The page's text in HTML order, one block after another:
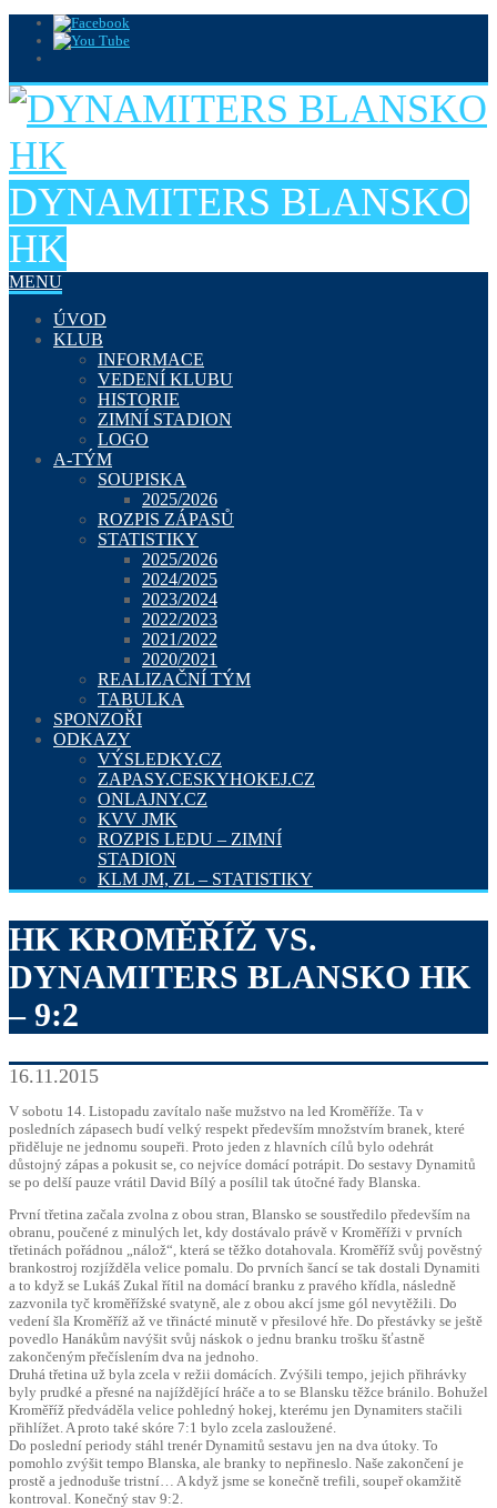
DYNAMITERS BLANSKO
HK
MENU
ÚVOD
KLUB
INFORMACE
VEDENÍ KLUBU
HISTORIE
ZIMNÍ STADION
LOGO
A-TÝM
SOUPISKA
2025/2026
ROZPIS ZÁPASŮ
STATISTIKY
2025/2026
2024/2025
2023/2024
2022/2023
2021/2022
2020/2021
REALIZAČNÍ TÝM
TABULKA
SPONZOŘI
ODKAZY
VÝSLEDKY.CZ
ZAPASY.CESKYHOKEJ.CZ
ONLAJNY.CZ
KVV JMK
ROZPIS LEDU – ZIMNÍ
STADION
KLM JM, ZL – STATISTIKY
HK KROMĚŘÍŽ VS.
DYNAMITERS BLANSKO HK
– 9:2
16.11.2015
V sobotu 14. Listopadu zavítalo naše mužstvo na led Kroměříže. Ta v
posledních zápasech budí velký respekt především množstvím branek, které
přiděluje ne jednomu soupeři. Proto jeden z hlavních cílů bylo odehrát
důstojný zápas a pokusit se, co nejvíce domácí potrápit. Do sestavy Dynamitů
se po delší pauze vrátil David Bílý a posílil tak útočné řady Blanska.
První třetina začala zvolna z obou stran, Blansko se soustředilo především na
obranu, poučené z minulých let, kdy dostávalo právě v Kroměříži v prvních
třetinách pořádnou „nálož“, která se těžko dotahovala. Kroměříž svůj pověstný
brankostroj rozjížděla velice pomalu. Do prvních šancí se tak dostali Dynamiti
a to když se Lukáš Zukal řítil na domácí branku z pravého křídla, následně
zazvonila tyč kroměřížské svatyně, ale z obou akcí jsme gól nevytěžili. Do
vedení šla Kroměříž až ve třinácté minutě v přesilové hře. Do přestávky se ještě
povedlo Hanákům navýšit svůj náskok o jednu branku trošku šťastně
zakončeným přečíslením dva na jednoho.
Druhá třetina už byla zcela v režii domácích. Zvýšili tempo, jejich přihrávky
byly prudké a přesné na najíždějící hráče a to se Blansku těžce bránilo. Bohužel
Kroměříž předváděla velice pohledný hokej, kterému jen Dynamiters stačili
přihlížet. A proto také skóre 7:1 bylo zcela zasloužené.
Do poslední periody stáhl trenér Dynamitů sestavu jen na dva útoky. To
pomohlo zvýšit tempo Blanska, ale branky to nepřineslo. Naše zakončení je
prostě a jednoduše tristní… A když jsme se konečně trefili, soupeř okamžitě
kontroval. Konečný stav 9:2.